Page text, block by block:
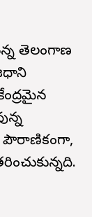
తెలంగాణ
పౌరాణికంగా,